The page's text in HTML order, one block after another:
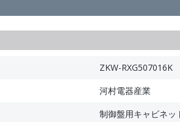
ZKW-RXG507016K
河村電器産業
制御盤用キャビネッ